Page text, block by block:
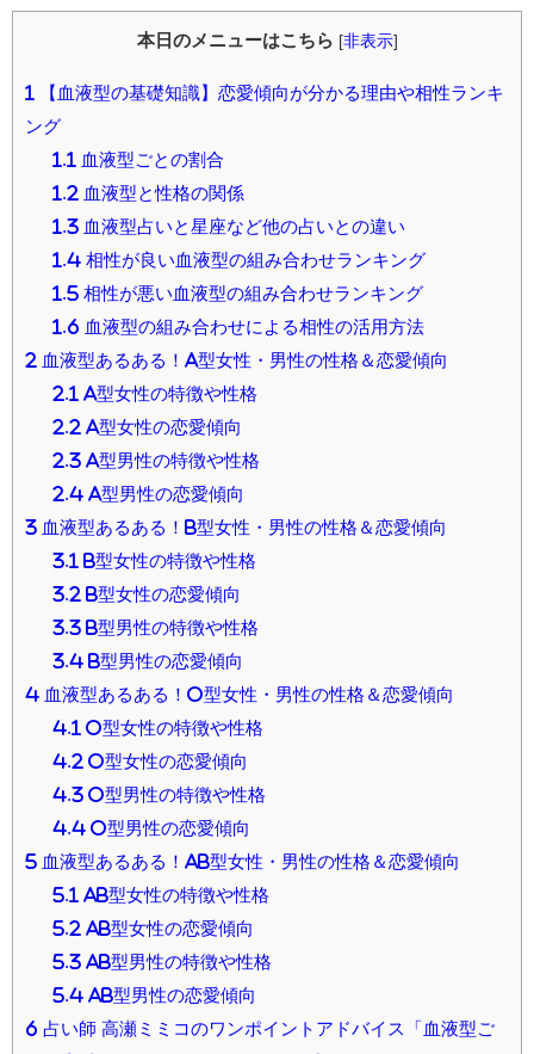
本日のメニューはこちら [非表示]
1
【血液型の基礎知識】恋愛傾向が分かる理由や相性ランキ
ング
1.1 血液型ごとの割合
1.2 血液型と性格の関係
1.3血液型占いと星座など他の占いとの違い
1.4相性が良い血液型の組み合わせランキング
1.5相性が悪い血液型の組み合わせランキング
1.6 血液型の組み合わせによる相性の活用方法
2 血液型あるある！A型女性・男性の性格＆恋愛傾向
2.1 A型女性の特徴や性格
2.2 A型女性の恋愛傾向
2.3A型男性の特徴や性格
2.4A型男性の恋愛傾向
3 血液型あるある！B型女性・男性の性格＆恋愛傾向
3.1 B型女性の特徴や性格
3.2 B型女性の恋愛傾向
3.3B型男性の特徴や性格
3.4B型男性の恋愛傾向
4 血液型あるある！O型女性・男性の性格＆恋愛傾向
4.1 O型女性の特徴や性格
4.2 O型女性の恋愛傾向
4.3O型男性の特徴や性格
4.4O型男性の恋愛傾向
5 血液型あるある！AB型女性・男性の性格＆恋愛傾向
5.1 AB型女性の特徴や性格
5.2 AB型女性の恋愛傾向
5.3AB型男性の特徴や性格
5.4AB型男性の恋愛傾向
6 占い師 高瀬ミミコのワンポイントアドバイス「血液型ご